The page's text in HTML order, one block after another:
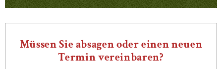
Müssen Sie absagen oder einen neuen
Termin vereinbaren?